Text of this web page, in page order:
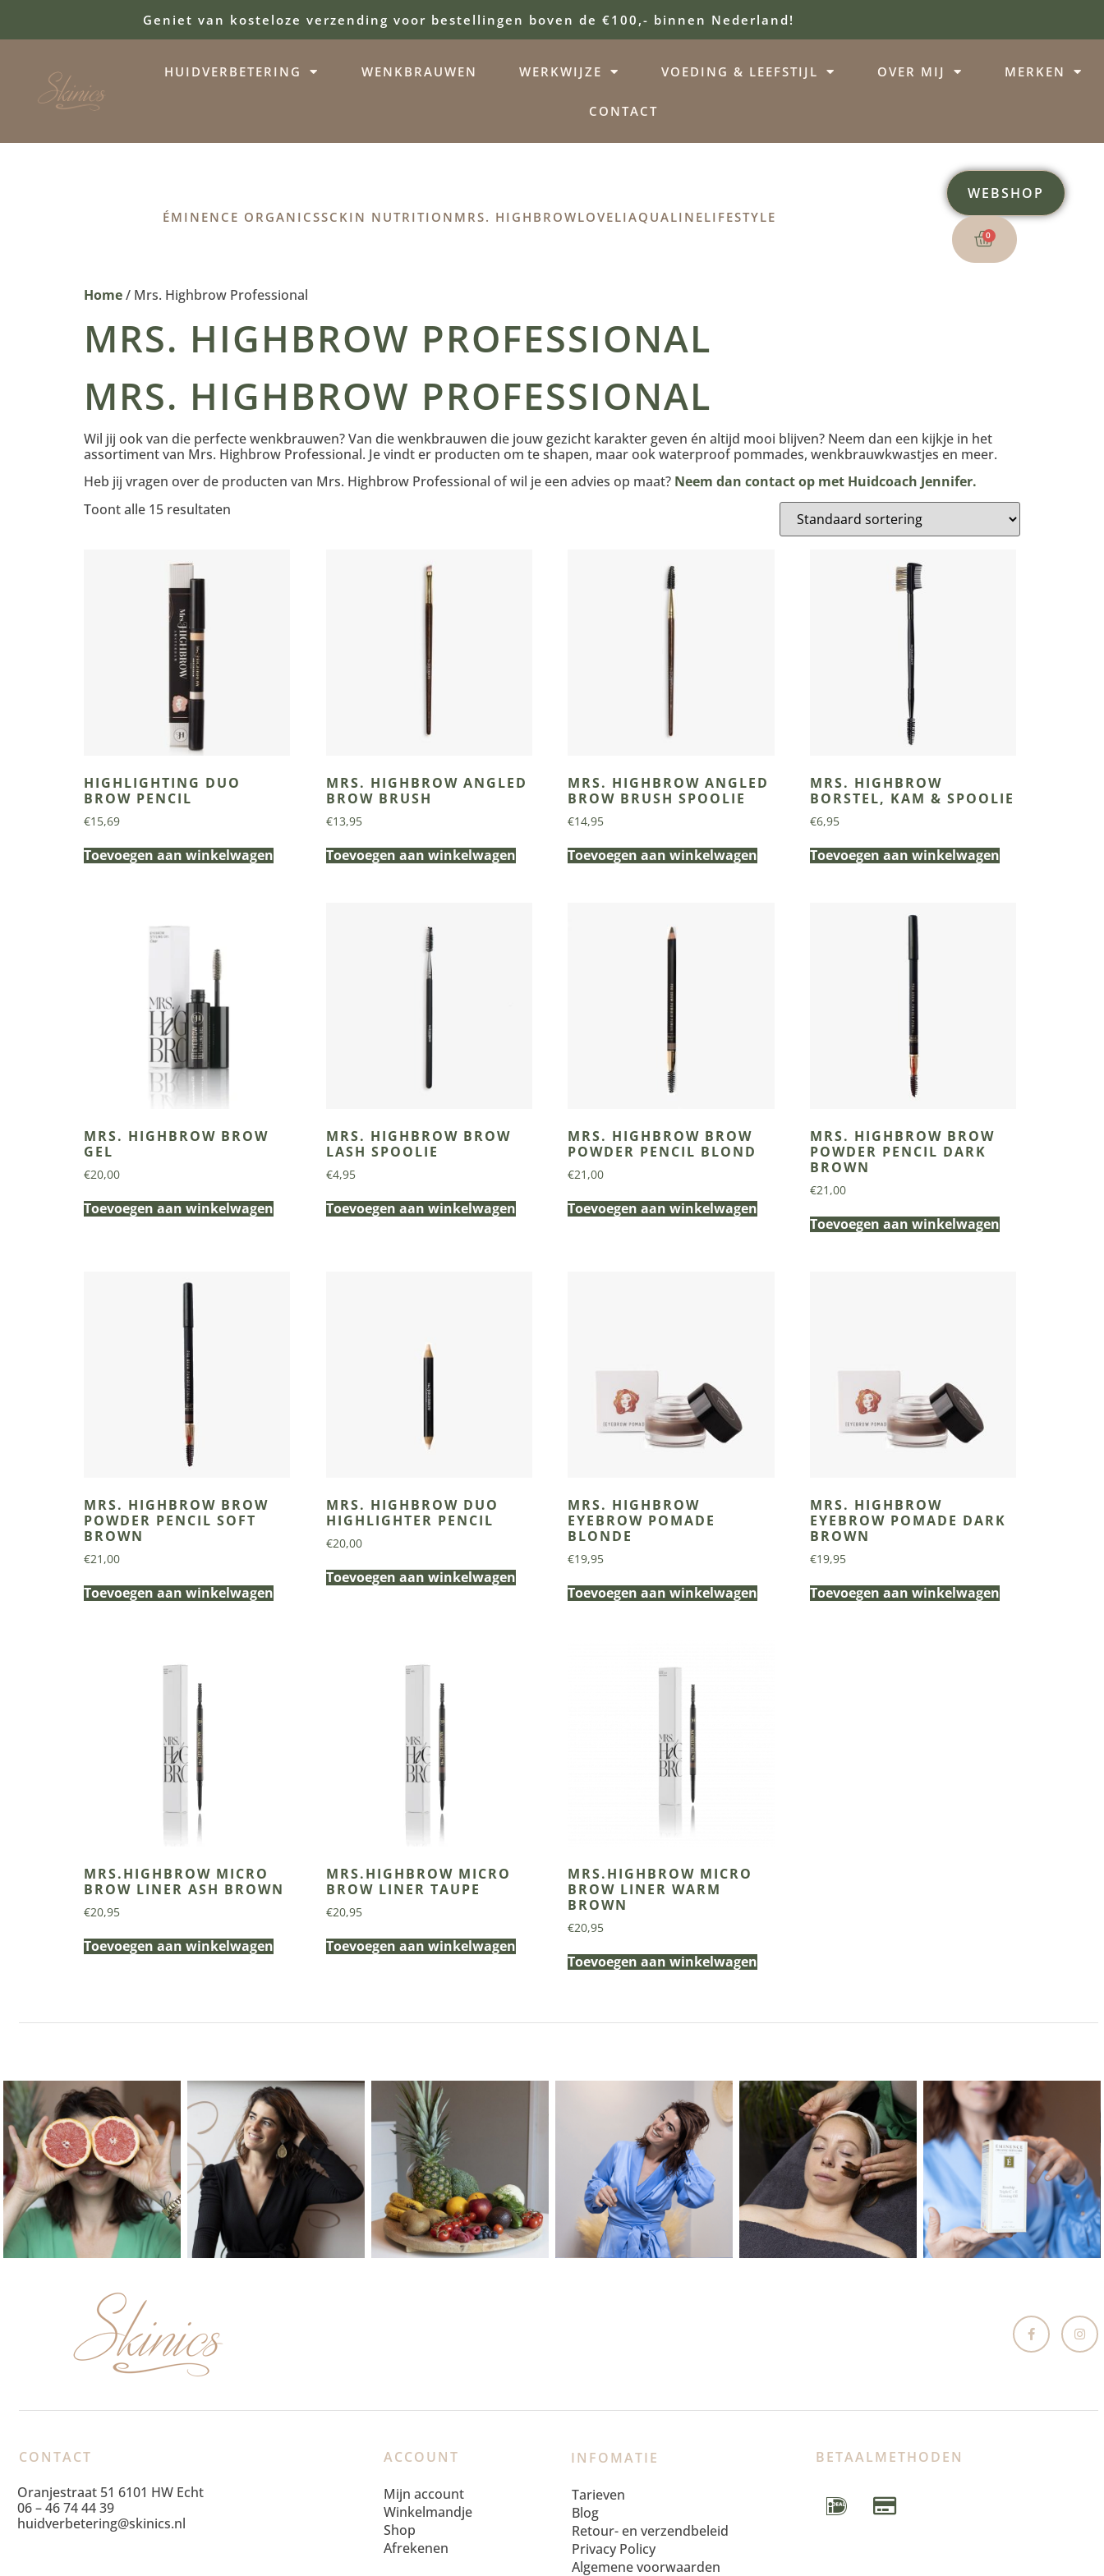
Geniet van kosteloze verzending voor bestellingen boven de €100,- binnen Nederland!
HUIDVERBETERING WENKBRAUWEN WERKWIJZE VOEDING & LEEFSTIJL OVER MIJ MERKEN
CONTACT
ÉMINENCE ORGANICSSCKIN NUTRITION MRS. HIGHBROWLOVELIAQUALINELIFESTYLE
WEBSHOP
0
Home/ Mrs. Highbrow Professional
MRS. HIGHBROW PROFESSIONAL
MRS. HIGHBROW PROFESSIONAL
Wil jij ook van die perfecte wenkbrauwen? Van die wenkbrauwen die jouw gezicht karakter geven én altijd mooi blijven? Neem dan een kijkje in het
assortiment van Mrs. Highbrow Professional. Je vindt er producten om te shapen, maar ook waterproof pommades, wenkbrauwkwastjes en meer.
Heb jij vragen over de producten van Mrs. Highbrow Professional of wil je een advies op maat? Neem dan contact op met Huidcoach Jennifer.
Toont alle 15 resultaten
HIGHLIGHTING DUO
BROW PENCIL
€15,69
Toevoegen aan winkelwagen
MRS. HIGHBROW ANGLED
BROW BRUSH
€13,95
Toevoegen aan winkelwagen
MRS. HIGHBROW ANGLED
BROW BRUSH SPOOLIE
€14,95
Toevoegen aan winkelwagen
MRS. HIGHBROW
BORSTEL, KAM & SPOOLIE
€6,95
Toevoegen aan winkelwagen
MRS. HIGHBROW BROW
GEL
€20,00
Toevoegen aan winkelwagen
MRS. HIGHBROW BROW
LASH SPOOLIE
€4,95
Toevoegen aan winkelwagen
MRS. HIGHBROW BROW
POWDER PENCIL BLOND
€21,00
Toevoegen aan winkelwagen
MRS. HIGHBROW BROW
POWDER PENCIL DARK
BROWN
€21,00
Toevoegen aan winkelwagen
MRS. HIGHBROW BROW
POWDER PENCIL SOFT
BROWN
€21,00
Toevoegen aan winkelwagen
MRS. HIGHBROW DUO
HIGHLIGHTER PENCIL
€20,00
Toevoegen aan winkelwagen
MRS. HIGHBROW
EYEBROW POMADE
BLONDE
€19,95
Toevoegen aan winkelwagen
MRS. HIGHBROW
EYEBROW POMADE DARK
BROWN
€19,95
Toevoegen aan winkelwagen
MRS.HIGHBROW MICRO
BROW LINER ASH BROWN
€20,95
Toevoegen aan winkelwagen
MRS.HIGHBROW MICRO
BROW LINER TAUPE
€20,95
Toevoegen aan winkelwagen
MRS.HIGHBROW MICRO
BROW LINER WARM
BROWN
€20,95
Toevoegen aan winkelwagen
CONTACT
Oranjestraat 51 6101 HW Echt
06 – 46 74 44 39
huidverbetering@skinics.nl
ACCOUNT
Mijn account
Winkelmandje
Shop
Afrekenen
INFOMATIE
Tarieven
Blog
Retour- en verzendbeleid
Privacy Policy
Algemene voorwaarden
BETAALMETHODEN